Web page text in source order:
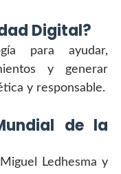
Digital?
para ayudar,
y generar
y responsable.
de la
Ledhesma y